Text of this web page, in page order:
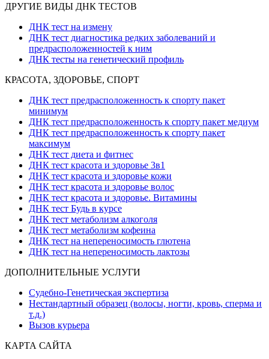
ДРУГИЕ ВИДЫ ДНК ТЕСТОВ
ДНК тест на измену
ДНК тест диагностика редких заболеваний и
предрасположенностей к ним
ДНК тесты на генетический профиль
КРАСОТА, ЗДОРОВЬЕ, СПОРТ
ДНК тест предрасположенность к спорту пакет
минимум
ДНК тест предрасположенность к спорту пакет медиум
ДНК тест предрасположенность к спорту пакет
максимум
ДНК тест диета и фитнес
ДНК тест красота и здоровье 3в1
ДНК тест красота и здоровье кожи
ДНК тест красота и здоровье волос
ДНК тест красота и здоровье. Витамины
ДНК тест Будь в курсе
ДНК тест метаболизм алкоголя
ДНК тест метаболизм кофеина
ДНК тест на непереносимость глютена
ДНК тест на непереносимость лактозы
ДОПОЛНИТЕЛЬНЫЕ УСЛУГИ
Судебно-Генетическая экспертиза
Нестандартный образец (волосы, ногти, кровь, сперма и
т.д.)
Вызов курьера
КАРТА САЙТА